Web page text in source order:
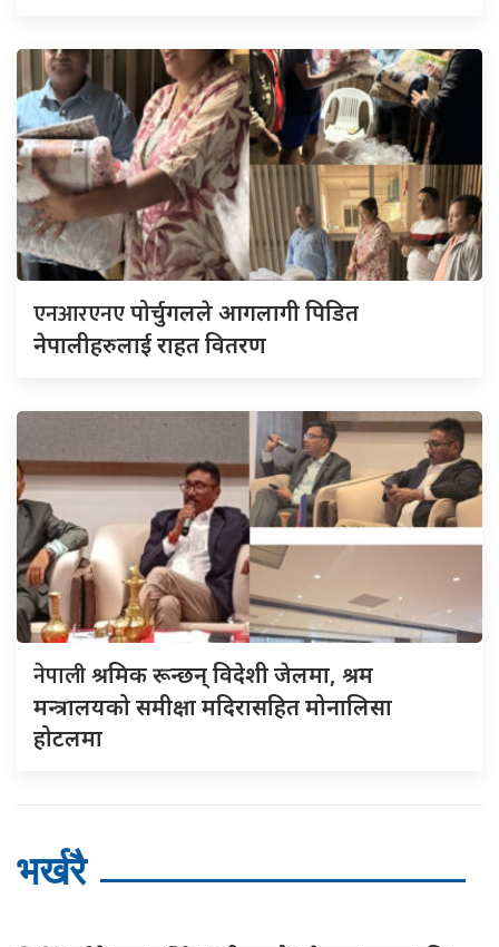
एनआरएनएपोर्चुगलले आगलागी पिडित
नेपालीहरुलाई राहत वितरण
नेपालीश्रमिक रून्छन् विदेशी जेलमा, श्रम
मन्त्रालयको समीक्षा मदिरासहित मोनालिसा
होटलमा
भर्खरै